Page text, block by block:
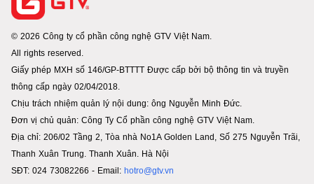
© 2026 Công ty cổ phần công nghệ GTV Việt Nam.
All rights reserved.
Giấy phép MXH số 146/GP-BTTTT Được cấp bởi bộ thông tin và truyền
thông cấp ngày 02/04/2018.
Chịu trách nhiệm quản lý nội dung: ông Nguyễn Minh Đức.
Đơn vị chủ quản: Công Ty Cổ phần công nghệ GTV Việt Nam.
Địa chỉ: 206/02 Tầng 2, Tòa nhà No1A Golden Land, Số 275 Nguyễn Trãi,
Thanh Xuân Trung. Thanh Xuân. Hà Nội
SĐT: 024 73082266 - Email: hotro@gtv.vn